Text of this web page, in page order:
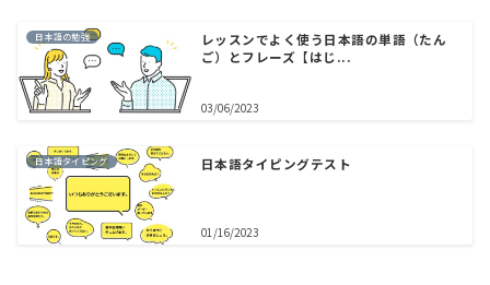
日本語の勉強
レッスンでよく使う日本語の単語（たん
ご）とフレーズ【はじ...
03/06/2023
日本語タイピング 日本語タイピングテスト
01/16/2023